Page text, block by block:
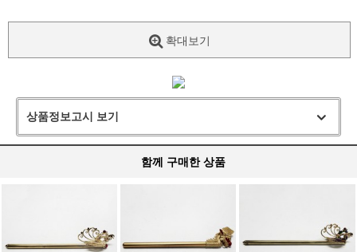
확대보기
상품정보고시 보기
함께 구매한 상품